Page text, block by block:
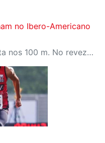
no Ibero-Americano
Felipe Bardi conquistou a prata nos 100 m. No revezamento 4x100 m, Bardi e Erik faturaram o bronze